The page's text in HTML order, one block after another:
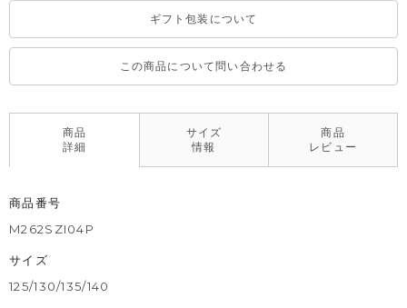
125（12.5cm）-135（13.5ｃｍ）サイズ：音あり、140（14.0ｃ
ｍ）サイズ：音無し（音が鳴らない仕様）
※メロディシューズはお子様が、履いて歩いた際に音が鳴るよう
に設計されております。また、体重や重心位置により鳴りにくい
場合もございますので、予めご了承ください。
※撮影･モニター環境等により実際の商品の色味と異なって見える
場合がございます。
ギフト包装について
この商品について問い合わせる
商品
詳細
サイズ
情報
商品
レビュー
商品番号
M262SZI04P
サイズ
125/130/135/140